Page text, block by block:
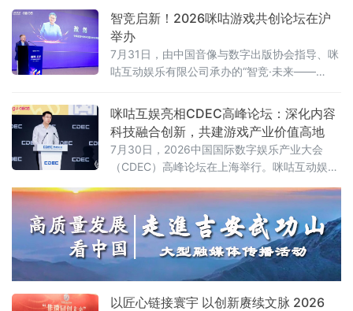
净值决策者到场参与，覆盖制造、ICT、消费、
医疗、金融等关键领域。盛夏的上海，WAIC展
览馆人潮涌动，而企业家论坛的会场内同样座
无虚席。
智竞启新！2026咪咕游戏共创论坛在沪
举办
7月31日，由中国音像与数字出版协会指导、咪
咕互动娱乐有限公司承办的“智竞·未来——
局推动高品质益智健
咪咕互娱亮相CDEC高峰论坛：深化内容
科技融合创新，共建游戏产业价值高地
7月30日，2026中国国际数字娱乐产业大会
（CDEC）高峰论坛在上海举行。咪咕互动娱乐
席论坛并发表题为《深化内容科技融合创新 共
建游戏产业价值高地》的主旨演讲，分享了咪
咕互娱在游戏领域的战略布局与实践思考。
以匠心链接寰宇 以创新赓续文脉 2026